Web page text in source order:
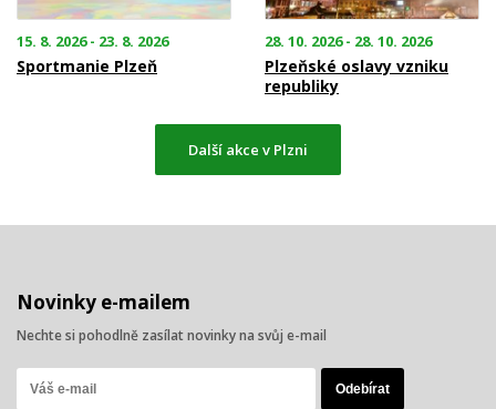
15. 8. 2026 - 23. 8. 2026
Sportmanie Plzeň
28. 10. 2026 - 28. 10. 2026
Plzeňské oslavy vzniku
republiky
Další akce v Plzni
Novinky e-mailem
Nechte si pohodlně zasílat novinky na svůj e-mail